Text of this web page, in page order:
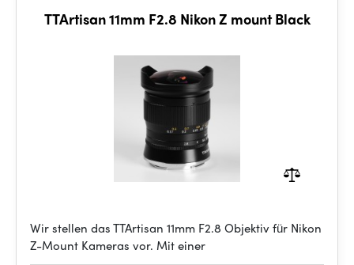
TTArtisan 11mm F2.8 Nikon Z mount Black
Wir stellen das TTArtisan 11mm F2.8 Objektiv für Nikon
Z-Mount Kameras vor. Mit einer